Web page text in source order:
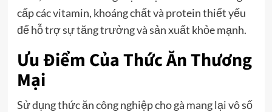
cấp các vitamin, khoáng chất và protein thiết yếu
để hỗ trợ sự tăng trưởng và sản xuất khỏe mạnh.
Ưu Điểm Của Thức Ăn Thương
Mại
Sử dụng thức ăn công nghiệp cho gà mang lại vô số